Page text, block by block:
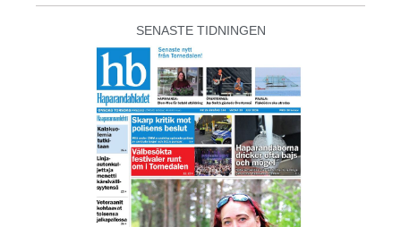
SENASTE TIDNINGEN